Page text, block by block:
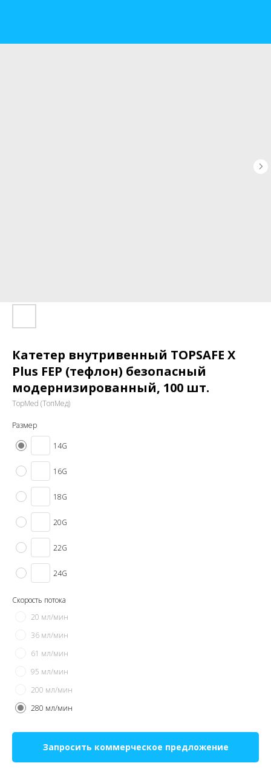
Катетер внутривенный TOPSAFE X
Plus FEP (тефлон) безопасный
модернизированный, 100 шт.
TopMed (ТопМед)
Размер
14G
16G
18G
20G
22G
24G
Скорость потока
20 мл/мин
36 мл/мин
61 мл/мин
95 мл/мин
200 мл/мин
280 мл/мин
Запросить коммерческое предложение